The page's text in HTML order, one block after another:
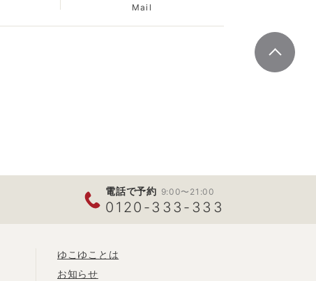
Mail
電話で予約 9:00〜21:00
0120-333-333
ゆこゆことは
お知らせ